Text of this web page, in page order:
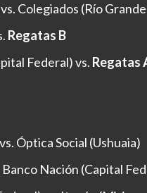
Colegiados (Río
Regatas B
Federal) vs. Regatas
Óptica Social (Ushuaia)
Nación (Capital